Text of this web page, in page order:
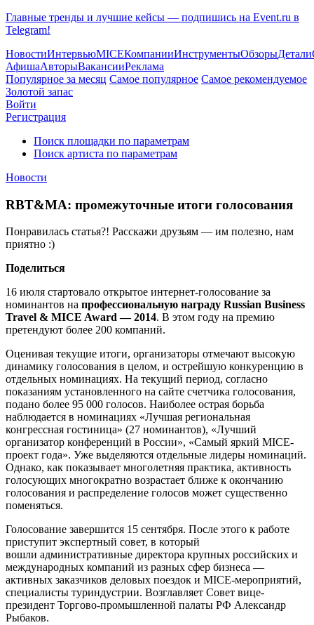
Главные тренды и лучшие кейсы — подпишись на Event.ru в
Telegram!
НовостиИнтервьюMICEКомпанииИнструментыОбзорыДетали
АфишаАвторыВакансииРеклама
Популярное за месяц Самое популярное Самое рекомендуемое
Золотой запас
Войти
Регистрация
Поиск площадки по параметрам
Поиск артиста по параметрам
Новости
RBT&MA: промежуточные итоги голосования
Понравилась статья?! Расскажи друзьям — им полезно, нам
приятно :)
Поделиться
16 июля стартовало открытое интернет-голосование за
номинантов на профессиональную награду Russian Business
Travel & MICE Award — 2014. В этом году на премию
претендуют более 200 компаний.
Оценивая текущие итоги, организаторы отмечают высокую
динамику голосования в целом, и острейшую конкуренцию в
отдельных номинациях. На текущий период, согласно
показаниям установленного на сайте счетчика голосования,
подано более 95 000 голосов. Наиболее острая борьба
наблюдается в номинациях «Лучшая региональная
конгрессная гостиница» (27 номинантов), «Лучший
организатор конференций в России», «Самый яркий MICE-
проект года». Уже выделяются отдельные лидеры номинаций.
Однако, как показывает многолетняя практика, активность
голосующих многократно возрастает ближе к окончанию
голосования и распределение голосов может существенно
поменяться.
Голосование завершится 15 сентября. После этого к работе
приступит экспертный совет, в который
вошли административные директора крупных российских и
международных компаний из разных сфер бизнеса —
активных заказчиков деловых поездок и MICE-мероприятий,
специалисты туриндустрии. Возглавляет Совет вице-
президент Торгово-промышленной палаты РФ Александр
Рыбаков.